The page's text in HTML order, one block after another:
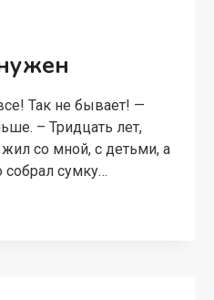
Так не бывает! —
– Тридцать лет,
со мной, с детьми, а
собрал сумку…